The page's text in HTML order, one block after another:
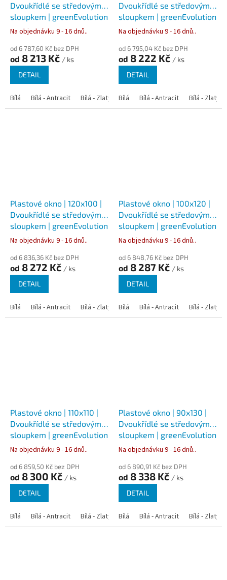
Dvoukřídlé se středovým
sloupkem | greenEvolution
76
Na objednávku 9 - 16 dnů..
od 6 787,60 Kč bez DPH
od 8 213 Kč / ks
DETAIL
Bílá Bílá - Antracit Bílá - Zlatý dub Bílá - Tmavý dub Bílá -
Dvoukřídlé se středovým
sloupkem | greenEvolution
76
Na objednávku 9 - 16 dnů..
od 6 795,04 Kč bez DPH
od 8 222 Kč / ks
DETAIL
Bílá Bílá - Antracit Bílá - Zlatý
Plastové okno | 120x100 |
Dvoukřídlé se středovým
sloupkem | greenEvolution
76
Na objednávku 9 - 16 dnů..
od 6 836,36 Kč bez DPH
od 8 272 Kč / ks
DETAIL
Bílá Bílá - Antracit Bílá - Zlatý dub Bílá - Tmavý dub Bílá -
Plastové okno | 100x120 |
Dvoukřídlé se středovým
sloupkem | greenEvolution
76
Na objednávku 9 - 16 dnů..
od 6 848,76 Kč bez DPH
od 8 287 Kč / ks
DETAIL
Bílá Bílá - Antracit Bílá - Zlatý
Plastové okno | 110x110 |
Dvoukřídlé se středovým
sloupkem | greenEvolution
76
Na objednávku 9 - 16 dnů..
od 6 859,50 Kč bez DPH
od 8 300 Kč / ks
DETAIL
Bílá Bílá - Antracit Bílá - Zlatý dub Bílá - Tmavý dub Bílá -
Plastové okno | 90x130 |
Dvoukřídlé se středovým
sloupkem | greenEvolution
76
Na objednávku 9 - 16 dnů..
od 6 890,91 Kč bez DPH
od 8 338 Kč / ks
DETAIL
Bílá Bílá - Antracit Bílá - Zlatý